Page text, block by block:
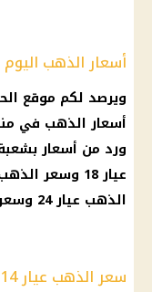
أسعار الذهب اليوم
ويرصد لكم موقع
أسعار الذهب في
ورد من أسعار
عيار 18
وسعر
الذهب عيار 24 وسعر
سعر الذهب عيار 14 اليوم الأحد